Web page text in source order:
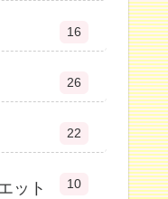
16
26
22
ット 10